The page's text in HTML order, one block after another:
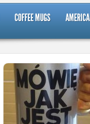
COFFEE MUGS